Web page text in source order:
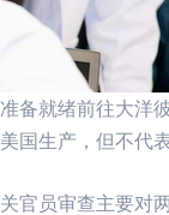
备就绪前往大洋
国生产，但不代
官员审查主要对